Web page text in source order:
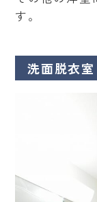
す。
洗面脱衣室